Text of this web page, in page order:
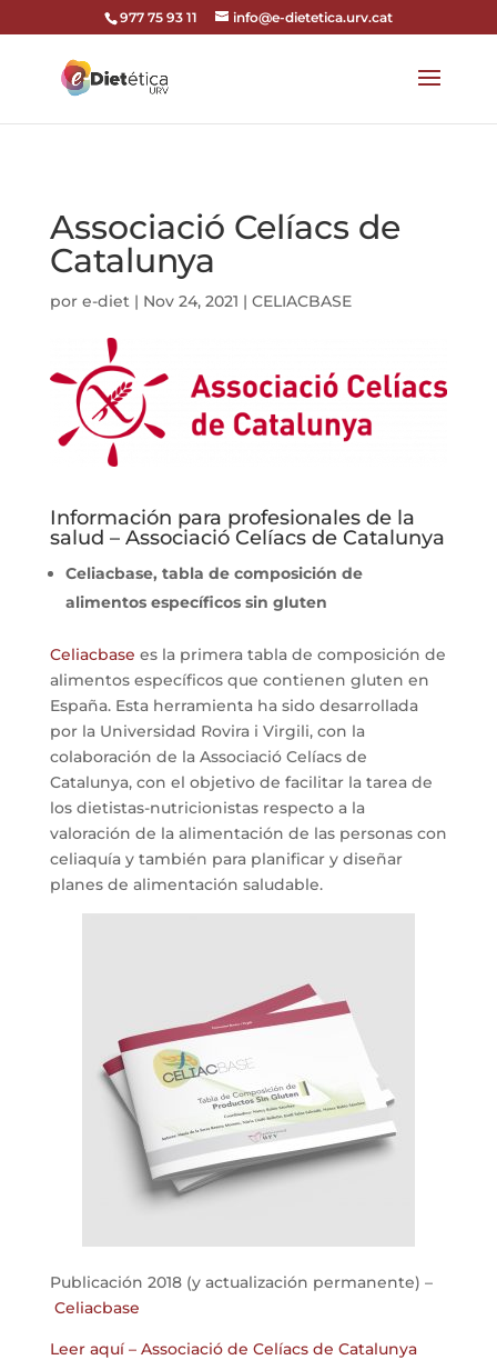
codi google analytics:
977 75 93 11 info@e-dietetica.urv.cat
Associació Celíacs de
Catalunya
por e-diet| Nov 24, 2021 | CELIACBASE
Información para profesionales de la
salud – Associació Celíacs de Catalunya
Celiacbase, tabla de composición de
alimentos específicos sin gluten
Celiacbase es la primera tabla de composición de
alimentos específicos que contienen gluten en
España. Esta herramienta ha sido desarrollada
por la Universidad Rovira i Virgili, con la
colaboración de la Associació Celíacs de
Catalunya, con el objetivo de facilitar la tarea de
los dietistas-nutricionistas respecto a la
valoración de la alimentación de las personas con
celiaquía y también para planificar y diseñar
planes de alimentación saludable.
Publicación 2018 (y actualización permanente) –
Celiacbase
Leer aquí – Associació de Celíacs de Catalunya